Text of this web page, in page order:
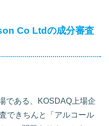
Co Ltdの成分審査
である、KOSDAQ上場企
できちんと「アルコール